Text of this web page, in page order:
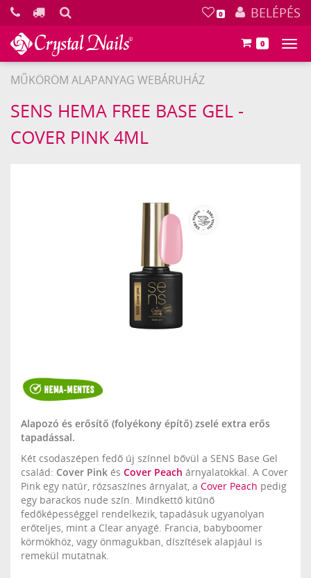
0 BELÉPÉS
0
MŰKÖRÖM ALAPANYAG WEBÁRUHÁZ
Crystal
Nails
SENS HEMA FREE BASE GEL -
COVER PINK 4ML
Alapozó és erősítő (folyékony építő) zselé extra erős
tapadással.
Két csodaszépen fedő új színnel bővül a SENS Base Gel
család: Cover Pink és Cover Peach árnyalatokkal. A Cover
Pink egy natúr, rózsaszínes árnyalat, a Cover Peach pedig
egy barackos nude szín. Mindkettő kitűnő
fedőképességgel rendelkezik, tapadásuk ugyanolyan
erőteljes, mint a Clear anyagé. Francia, babyboomer
körmökhöz, vagy önmagukban, díszítések alapjául is
remekül mutatnak.